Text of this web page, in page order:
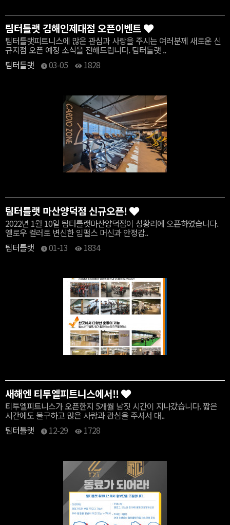
팀터틀랫 김해인제대점 오픈이벤트
팀터틀랫피트니스에 많은 관심과 사랑을 주시는 여러분께 새로운 신
규지점 오픈 예정 소식을 전해드립니다. 팀터틀랫 ..
팀터틀랫
03-05 1828
팀터틀랫 마산양덕점 신규오픈!
2022년 1월 10일 팀터틀랫마산양덕점이 성황리에 오픈하였습니다.
옐로우 컬러로 변신한 임펄스 머신과 안정감..
팀터틀랫
01-13 1834
새해엔 티투엘피트니스에서!!
티투엘피트니스가 오픈한지 5개월 남짓 시간이 지나갔습니다. 짧은
시간에도 불구하고 많은 사랑과 관심을 주셔서 대..
팀터틀랫
12-29 1728